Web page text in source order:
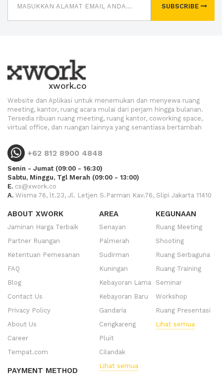
SUBSCRIBE
xwork.co
Website dan Aplikasi untuk menemukan dan menyewa ruang
meeting, kantor, ruang acara mulai dari perjam hingga bulanan.
Tersedia ribuan ruang meeting, ruang kantor, coworking space,
virtual office, dan ruangan lainnya yang senantiasa bertambah
+62 812 8900 4848
Senin - Jumat (09:00 - 16:30)
Sabtu, Minggu, Tgl Merah (09:00 - 13:00)
E. cs@xwork.co
A. Wisma 76, lt.23, Jl. Letjen S.Parman Kav.76, Slipi Jakarta 11410
ABOUT XWORK
Jaminan Harga Terbaik
Partner Ruangan
Ketentuan Pemesanan
FAQ
Blog
Contact Us
Privacy Policy
About Us
Career
Tempat.com
PAYMENT METHOD
AREA
Senayan
Palmerah
Sudirman
Kuningan
Kebayoran Lama
Kebayoran Baru
Gandaria
Cengkareng
Pluit
Cilandak
Lihat semua
KEGUNAAN
Ruang Meeting
Shooting
Ruang Serbaguna
Ruang Training
Seminar
Workshop
Ruang Presentasi
Lihat semua